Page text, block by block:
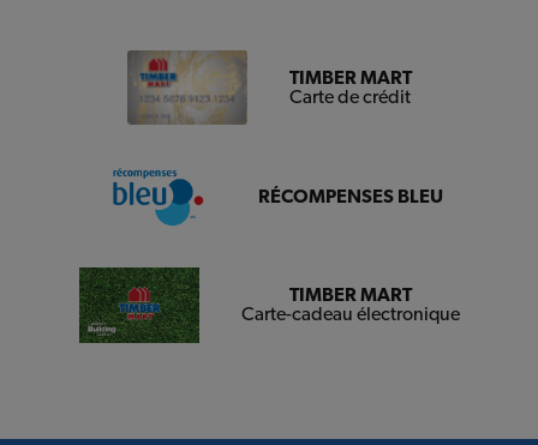
TIMBER MART
Carte de crédit
RÉCOMPENSES BLEU
TIMBER MART
Carte-cadeau électronique